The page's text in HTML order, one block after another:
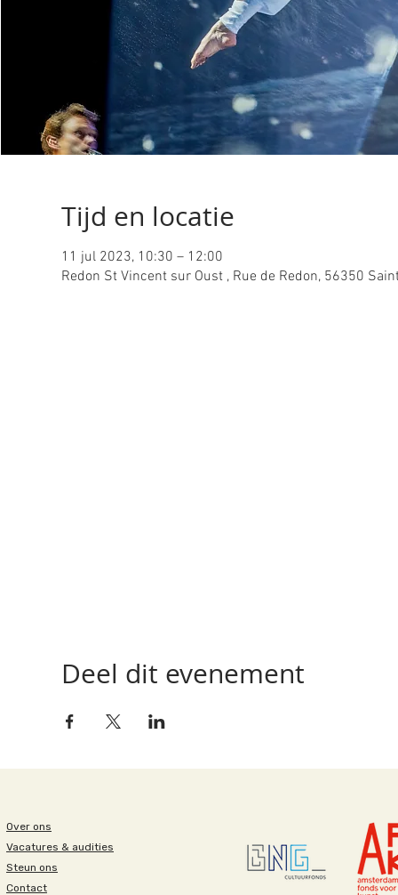
Tijd en locatie
11 jul 2023, 10:30 – 12:00
Redon St Vincent sur Oust , Rue de Redon, 56350
Deel dit evenement
Over ons
Vacatures & audities
Steun ons
Contact